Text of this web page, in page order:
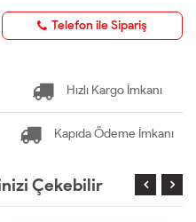
Telefon ile Sipariş
Hızlı Kargo İmkanı
Kapıda Ödeme İmkanı
Çekebilir